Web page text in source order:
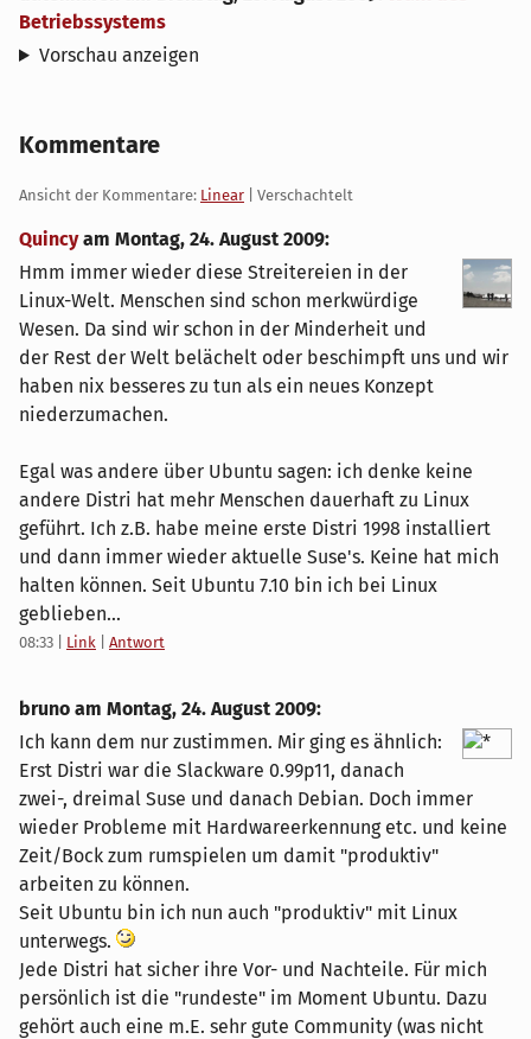
Betriebssystems
Vorschau anzeigen
Kommentare
Ansicht der Kommentare: Linear | Verschachtelt
Quincyam Montag, 24. August 2009:
Hmm immer wieder diese Streitereien in der
Linux-Welt. Menschen sind schon merkwürdige
Wesen. Da sind wir schon in der Minderheit und
der Rest der Welt belächelt oder beschimpft uns und wir
haben nix besseres zu tun als ein neues Konzept
niederzumachen.
Egal was andere über Ubuntu sagen: ich denke keine
andere Distri hat mehr Menschen dauerhaft zu Linux
geführt. Ich z.B. habe meine erste Distri 1998 installiert
und dann immer wieder aktuelle Suse's. Keine hat mich
halten können. Seit Ubuntu 7.10 bin ich bei Linux
geblieben...
08:33 Link Antwort
bruno am Montag, 24. August 2009:
Ich kann dem nur zustimmen. Mir ging es ähnlich:
Erst Distri war die Slackware 0.99p11, danach
zwei-, dreimal Suse und danach Debian. Doch immer
wieder Probleme mit Hardwareerkennung etc. und keine
Zeit/Bock zum rumspielen um damit "produktiv"
arbeiten zu können.
Seit Ubuntu bin ich nun auch "produktiv" mit Linux
unterwegs.
Jede Distri hat sicher ihre Vor- und Nachteile. Für mich
persönlich ist die "rundeste" im Moment Ubuntu. Dazu
gehört auch eine m.E. sehr gute Community (was nicht